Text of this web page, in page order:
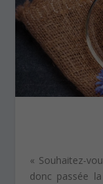
« Souhaitez-
donc passée